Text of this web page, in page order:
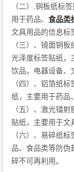
（二）.铜板纸标
用于药品、 食品类
文具用品的信息标
（三）、镜面铜
光泽度标签贴纸，
饮品，电器设备、
（四）、铝箔纸
纸，主要用于药品
（五）、激光镭
贴纸，主要用于文
（六）、易碎纸
品、食品类等防伪
碎不可再利用。